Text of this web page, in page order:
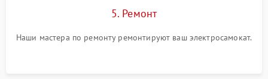
5. Ремонт
Наши мастера по ремонту ремонтируют ваш электросамокат.